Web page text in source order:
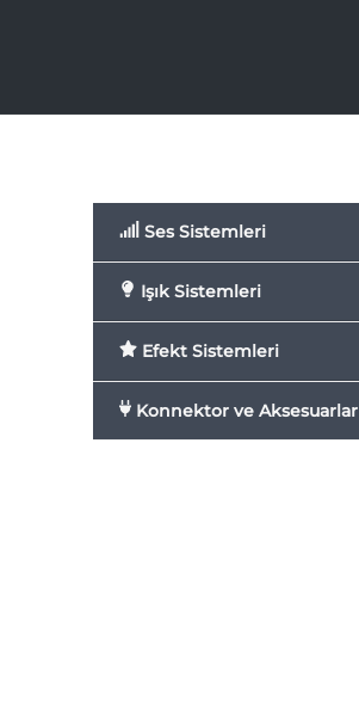
Ses Sistemleri
Işık Sistemleri
Efekt Sistemleri
Konnektor ve Aksesuarlar